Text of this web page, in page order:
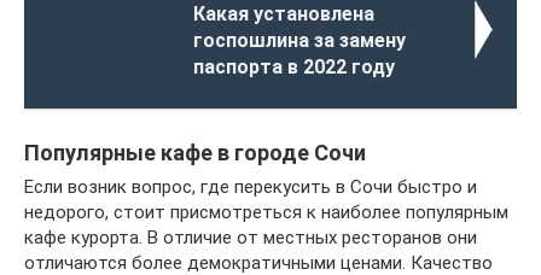
Какая установлена
госпошлина за замену
паспорта в 2022 году
Популярные кафе в городе Сочи
Если возник вопрос, где перекусить в Сочи быстро и
недорого, стоит присмотреться к наиболее популярным
кафе курорта. В отличие от местных ресторанов они
отличаются более демократичными ценами. Качество